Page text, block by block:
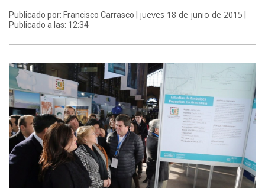
Publicado por: Francisco Carrasco | jueves 18 de junio de 2015
Publicado a las: 12:34